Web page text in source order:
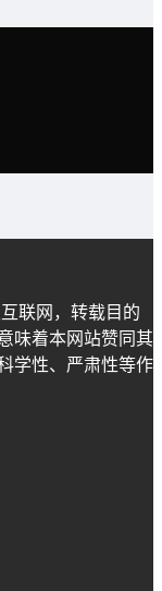
联网，转载目的
味着本网站赞同其
学性、严肃性等作